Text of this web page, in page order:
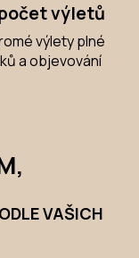
výletů
výlety plné
a objevování
VAŠICH